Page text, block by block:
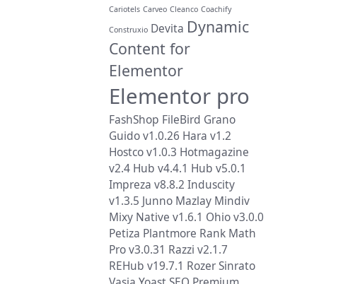
Cariotels Carveo Cleanco Coachify
Construxio Devita Dynamic
Content for
Elementor
Elementor pro
FashShop FileBird Grano
Guido v1.0.26 Hara v1.2
Hostco v1.0.3 Hotmagazine
v2.4 Hub v4.4.1 Hub v5.0.1
Impreza v8.8.2 Induscity
v1.3.5 Junno Mazlay Mindiv
Mixy Native v1.6.1 Ohio v3.0.0
Petiza Plantmore Rank Math
Pro v3.0.31 Razzi v2.1.7
REHub v19.7.1 RozerSinrato